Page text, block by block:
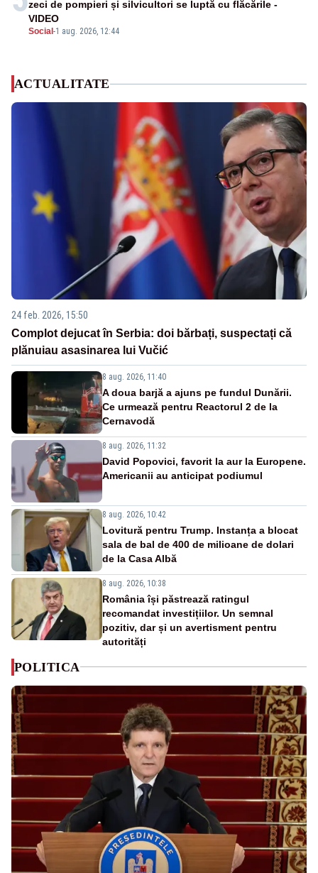
Social -1 aug. 2026, 12:44
zeci de pompieri și silvicultori se luptă cu flăcările -
VIDEO
ACTUALITATE
24 feb. 2026, 15:50
Complot dejucat în Serbia: doi bărbați, suspectați că
plănuiau asasinarea lui Vučić
8 aug. 2026, 11:40
A doua barjă a ajuns pe fundul Dunării.
Ce urmează pentru Reactorul 2 de la
Cernavodă
8 aug. 2026, 11:32
David Popovici, favorit la aur la Europene.
Americanii au anticipat podiumul
8 aug. 2026, 10:42
Lovitură pentru Trump. Instanța a blocat
sala de bal de 400 de milioane de dolari
de la Casa Albă
8 aug. 2026, 10:38
România își păstrează ratingul
recomandat investițiilor. Un semnal
pozitiv, dar și un avertisment pentru
autorități
POLITICA